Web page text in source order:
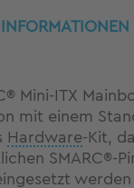
INFORMATIONEN
Mini-ITX
mit einem
Hardware-Kit,
SMARC®-